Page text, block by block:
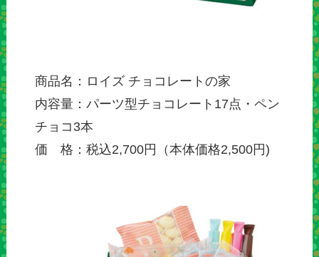
商品名：ロイズ チョコレートの家
内容量：パーツ型チョコレート17点・ペン
チョコ3本
価 格：税込2,700円（本体価格2,500円)